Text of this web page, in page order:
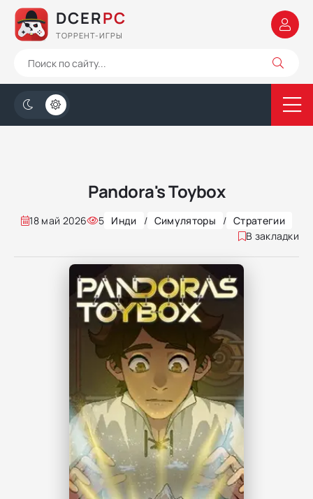
DCERPC
ТОРРЕНТ-ИГРЫ
Pandora's Toybox
18 май 2026 5 Инди / Симуляторы / Стратегии
В закладки